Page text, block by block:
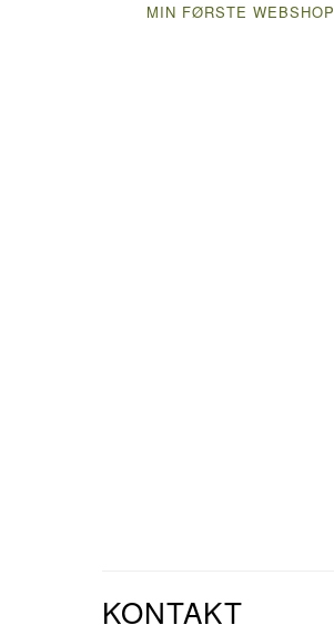
MIN FØRSTE WEBSHOP
KONTAKT